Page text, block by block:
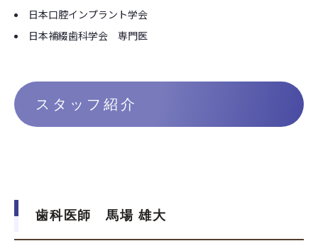
日本口腔インプラント学会
日本補綴歯科学会 専門医
スタッフ紹介
歯科医師 馬場 雄大